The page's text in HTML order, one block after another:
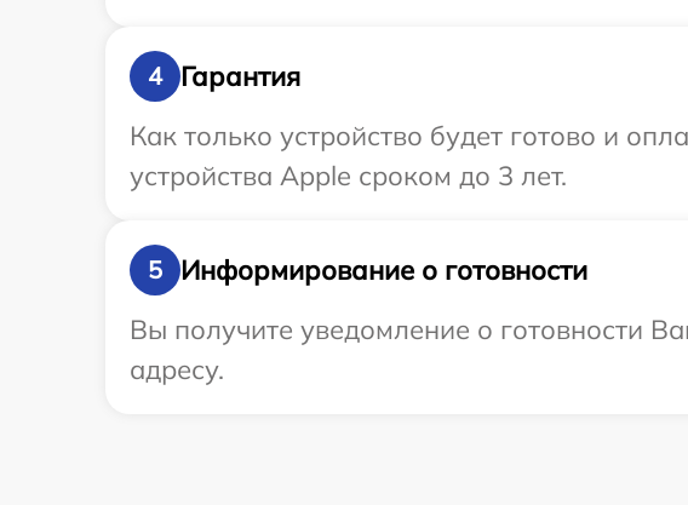
4
Гарантия
Как только устройство будет готово и
устройства Apple сроком до 3 лет.
5
Информирование о готовности
Вы получите уведомление о готовности
адресу.